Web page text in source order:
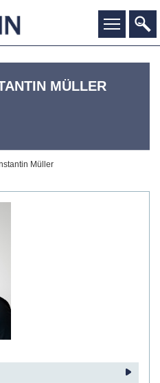
MÜLLER
Müller